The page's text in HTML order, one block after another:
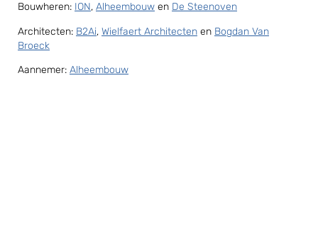
Bouwheren: ION, Alheembouw en De Steenoven
Architecten: B2Ai, Wielfaert Architecten en Bogdan Van
Broeck
Aannemer: Alheembouw